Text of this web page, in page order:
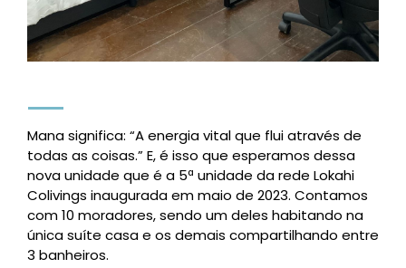
Mana significa: “A energia vital que flui através de
todas as coisas.” E, é isso que esperamos dessa
nova unidade que é a 5ª unidade da rede Lokahi
Colivings inaugurada em maio de 2023. Contamos
com 10 moradores, sendo um deles habitando na
única suíte casa e os demais compartilhando entre
3 banheiros.